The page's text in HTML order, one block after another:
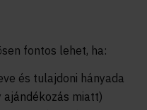
fontos lehet, ha:
és tulajdoni hányada
ajándékozás miatt)